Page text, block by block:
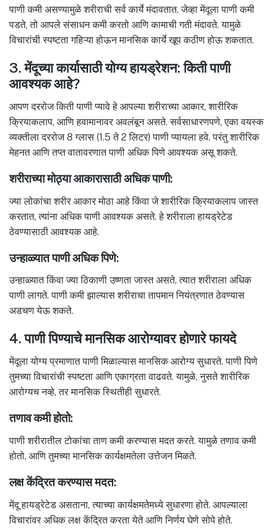
पाणी कमी असण्यामुळे शरीराची सर्व कार्ये मंदावतात. जेव्हा मेंदूला पाणी कमी
पडते, तो आपले संसाधन कमी करतो आणि कामाची गती मंदावते. यामुळे
विचारांची स्पष्टता गहिऱ्या होऊन मानसिक कार्ये खूप कठीण होऊ शकतात.
3. मेंदूच्या कार्यासाठी योग्य हायड्रेशन: किती पाणी
आवश्यक आहे?
आपण दररोज किती पाणी प्यावे हे आपल्या शरीराच्या आकार, शारीरिक
क्रियाकलाप, आणि हवामानावर अवलंबून असते. सर्वसाधारणपणे, एका वयस्क
व्यक्तीला दररोज 8 ग्लास (1.5 ते 2 लिटर) पाणी प्यायला हवे. परंतु शारीरिक
मेहनत आणि तप्त वातावरणात पाणी अधिक पिणे आवश्यक असू शकते.
शरीराच्या मोठ्या आकारासाठी अधिक पाणी:
ज्या लोकांचा शरीर आकार मोठा आहे किंवा जे शारीरिक क्रियाकलाप जास्त
करतात, त्यांना अधिक पाणी आवश्यक असते. हे शरीराला हायड्रेटेड
ठेवण्यासाठी आवश्यक आहे.
उन्हाळ्यात पाणी अधिक पिणे:
उन्हाळ्यात किंवा ज्या ठिकाणी उष्णता जास्त असते, त्यात शरीराला अधिक
पाणी लागते. पाणी कमी झाल्यास शरीराचा तापमान नियंत्रणात ठेवण्यास
अडचण येऊ शकते.
4. पाणी पिण्याचे मानसिक आरोग्यावर होणारे फायदे
मेंदूला योग्य प्रमाणात पाणी मिळाल्यास मानसिक आरोग्य सुधारते. पाणी पिणे
तुमच्या विचारांची स्पष्टता आणि एकाग्रता वाढवते. यामुळे, नुसते शारीरिक
आरोग्यच नव्हे, तर मानसिक स्थितीही सुधारते.
तणाव कमी होतो:
पाणी शरीरातील टोकांचा ताण कमी करण्यास मदत करते. यामुळे तणाव कमी
होतो, आणि तुमच्या मानसिक कार्यक्षमतेला उत्तेजन मिळते.
लक्ष केंद्रित करण्यास मदत:
मेंदू हायड्रेटेड असताना, त्याच्या कार्यक्षमतेमध्ये सुधारणा होते. आपल्याला
विचारांवर अधिक लक्ष केंद्रित करता येते आणि निर्णय घेणे सोपे होते.